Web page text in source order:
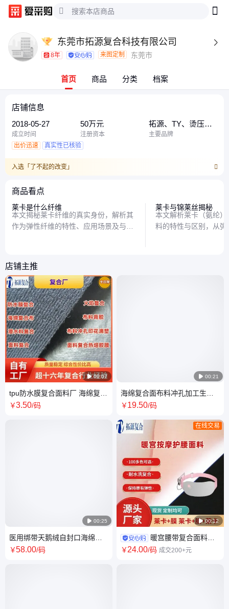
东莞市拓源复合科技有限公司 
8年 来图定制 东莞市
首页 商品 分类 档案
店铺信息
2018-05-27
成立时间
50万元
注册资本
拓源、TY、烫压、
其他、YT、东莞拓
源
主要品牌
出价迅速
真实性已核验
入选「了不起的改变」
商品看点
莱卡是什么纤维
本文揭秘莱卡纤维的真实身份，解析其
作为弹性纤维的特性、应用场景及与普
莱卡与锦莱丝揭秘
本文解析莱卡（氨纶
料的特性与区别，从
店铺主推
 00:07
tpu防水膜复合面料厂 海绵复合
布 潜水料贴合布工厂
￥3.50/码
 00:25
医用绑带天鹅绒自封口海绵复
合工厂 扎带边纶布火焰贴合封
￥58.00/码
 00:21
海绵复合面布料冲孔加工生产
厂家 康复支具护具泡棉贴合布
￥19.50/码
 00:12
在线交易
暖宫腰带复合面料厂
家 加热护腰带瘦脸带tpu面料
￥24.00/码 成交200+元